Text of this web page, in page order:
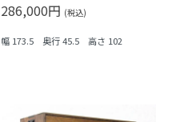
286,000円 (税込)
幅 173.5 奥行 45.5 高さ 102